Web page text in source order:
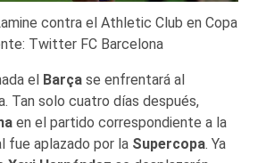
contra el Athletic Club en Copa
Twitter FC Barcelona
el Barça se enfrentará al
Tan solo cuatro días después,
en el partido correspondiente a la
fue aplazado por la Supercopa. Ya